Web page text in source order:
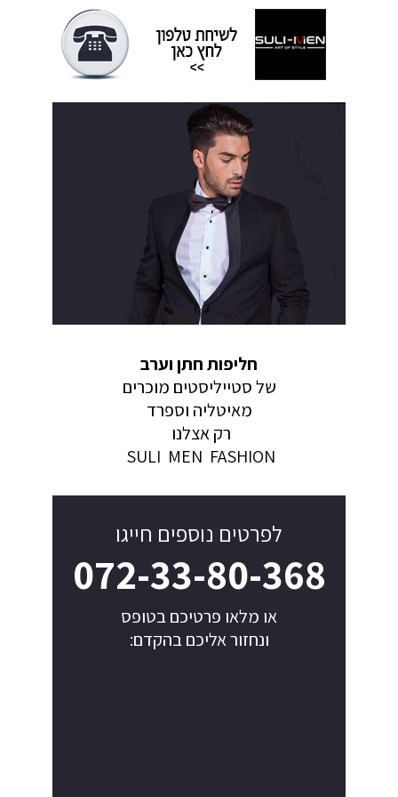
חליפות חתן וערב
של סטייליסטים מוכרים
מאיטליה וספרד
רק אצלנו
SULI MEN FASHION
לפרטים נוספים חייגו
072-33-80-368
או מלאו פרטיכם בטופס
ונחזור אליכם בהקדם: